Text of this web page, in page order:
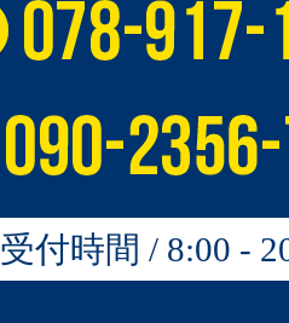
受付時間 / 8:00 -